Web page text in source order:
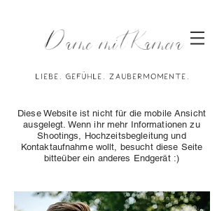
Dame mit Kamera
Liebe. Gefühle. Zaubermomente.
Diese Website ist nicht für die mobile Ansicht
ausgelegt. Wenn ihr mehr Informationen zu
Shootings, Hochzeitsbegleitung und
Kontaktaufnahme wollt, besucht diese Seite
bitteüber ein anderes Endgerät :)